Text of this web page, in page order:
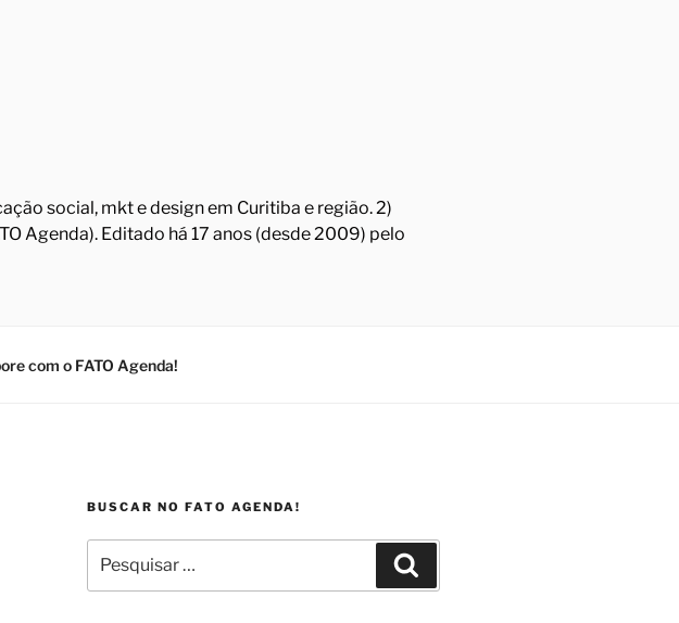
social, mkt e design em Curitiba e região. 2)
Agenda). Editado há 17 anos (desde 2009) pelo
com o FATO Agenda!
BUSCAR NO FATO AGENDA!
por: